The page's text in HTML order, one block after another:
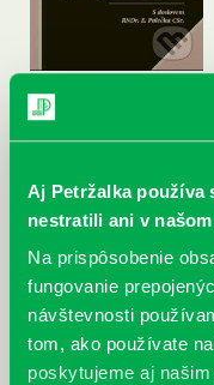
Aj Petržalka používa
nestratili ani v
Na prispôsobenie
fungovanie
návštevnosti
tom, ako používate
poskytujeme aj